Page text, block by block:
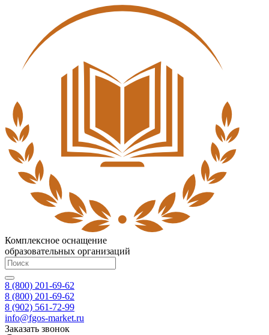
Комплексное оснащение
образовательных организаций
8 (800) 201-69-62
8 (800) 201-69-62
8 (902) 561-72-99
info@fgos-market.ru
Заказать звонок